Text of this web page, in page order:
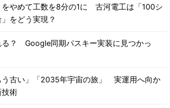
をやめて工数を8分の1に 古河電工は「100シ
をどう実現？
る？ Google同期パスキー実装に見つかっ
う古い」「2035年宇宙の旅」 実運用へ向か
技術